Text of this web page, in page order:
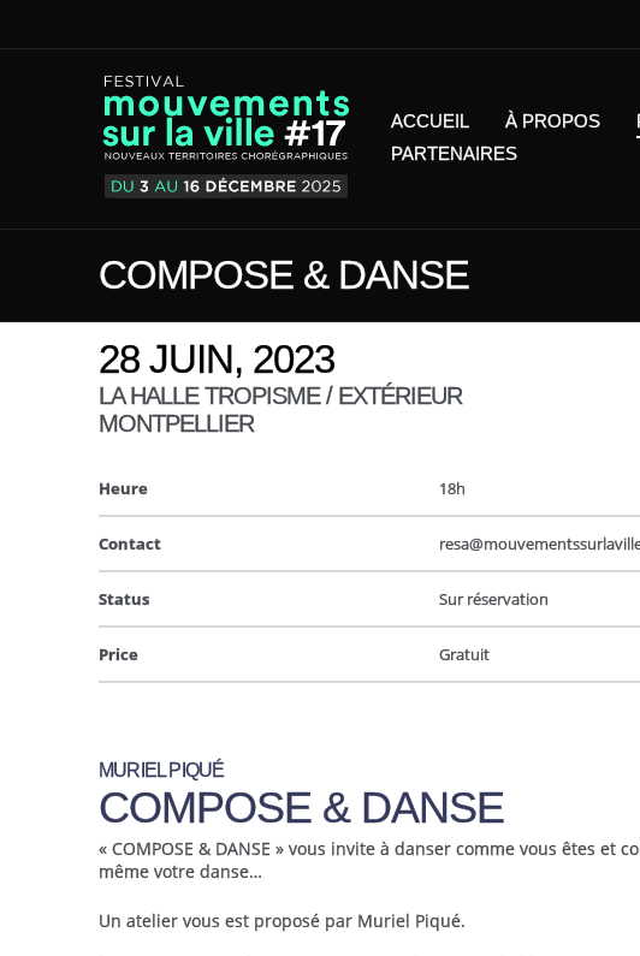
ACCUEIL À PROPOS
PARTENAIRES
COMPOSE & DANSE
28 JUIN, 2023
LA HALLE TROPISME / EXTÉRIEUR
MONTPELLIER
Heure 18h
Contact
Status Sur réservation
Price Gratuit
MURIEL PIQUÉ
COMPOSE & DANSE
« COMPOSE & DANSE » vous invite à danser comme vous êtes et
même votre danse…
Un atelier vous est proposé par Muriel Piqué.